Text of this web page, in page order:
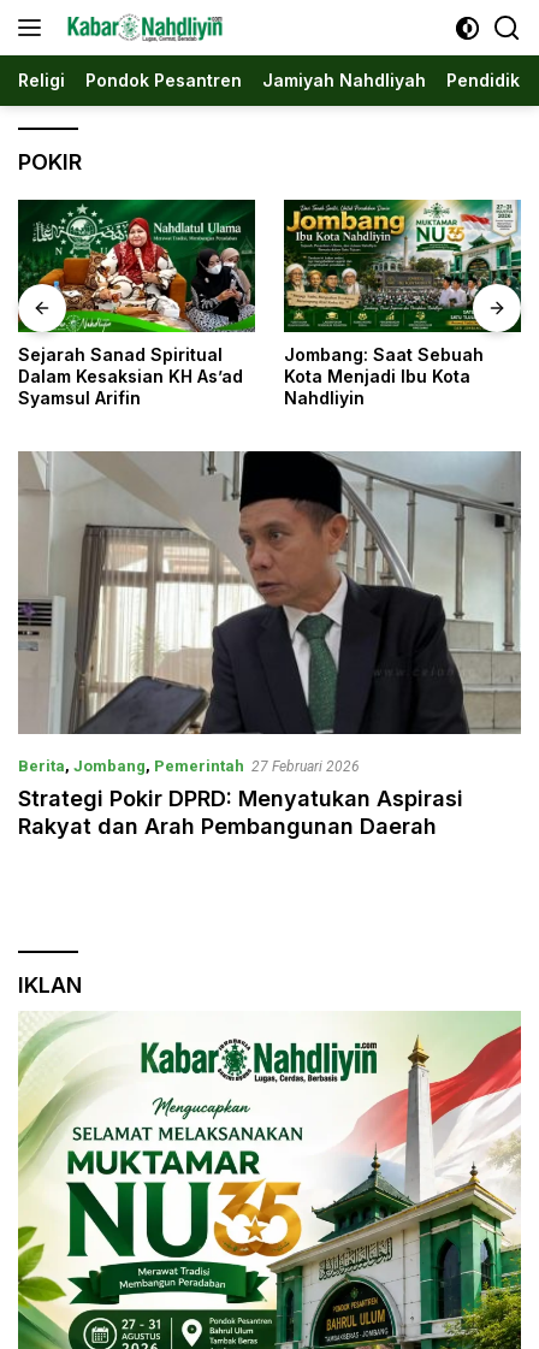
Religi Pondok Pesantren Jamiyah Nahdliyah
POKIR
Jombang: Saat Sebuah
Kota Menjadi Ibu Kota
Nahdliyin
Di Balik Tangan Kasar,
Tersimpan Peradaban: Ibnu
Harjo Al-Jawi dan
Islam
Berita, Jombang, Pemerintah 27 Februari 2026
Strategi Pokir DPRD: Menyatukan Aspirasi
Rakyat dan Arah Pembangunan Daerah
IKLAN